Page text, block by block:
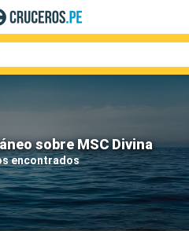
sobre MSC Divina
encontrados
Compañías